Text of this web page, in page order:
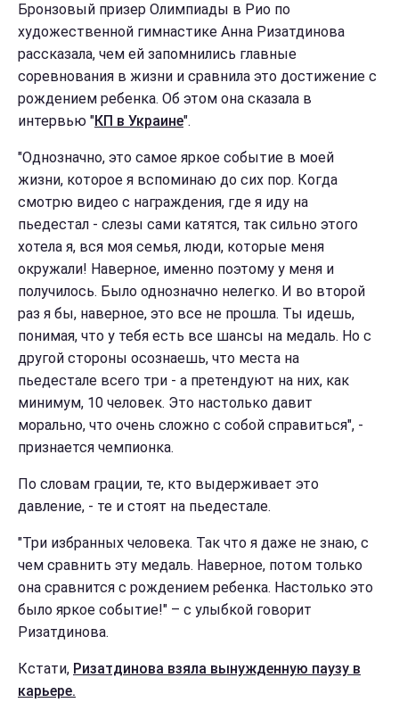
Бронзовый призер Олимпиады в Рио по
художественной гимнастике Анна Ризатдинова
рассказала, чем ей запомнились главные
соревнования в жизни и сравнила это достижение с
рождением ребенка. Об этом она сказала в
интервью "КП в Украине".
"Однозначно, это самое яркое событие в моей
жизни, которое я вспоминаю до сих пор. Когда
смотрю видео с награждения, где я иду на
пьедестал - слезы сами катятся, так сильно этого
хотела я, вся моя семья, люди, которые меня
окружали! Наверное, именно поэтому у меня и
получилось. Было однозначно нелегко. И во второй
раз я бы, наверное, это все не прошла. Ты идешь,
понимая, что у тебя есть все шансы на медаль. Но с
другой стороны осознаешь, что места на
пьедестале всего три - а претендуют на них, как
минимум, 10 человек. Это настолько давит
морально, что очень сложно с собой справиться", -
признается чемпионка.
По словам грации, те, кто выдерживает это
давление, - те и стоят на пьедестале.
"Три избранных человека. Так что я даже не знаю, с
чем сравнить эту медаль. Наверное, потом только
она сравнится с рождением ребенка. Настолько это
было яркое событие!" – с улыбкой говорит
Ризатдинова.
Кстати, Ризатдинова взяла вынужденную паузу в
карьере.